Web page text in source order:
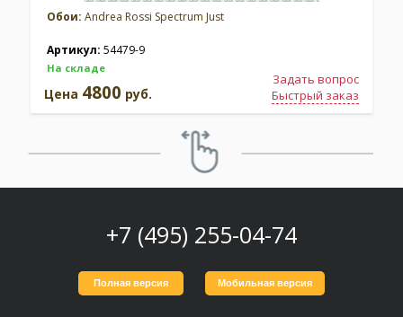
Обои: Andrea Rossi Spectrum Just
Артикул: 54479-9
На складе
Задать вопрос
Быстрый заказ
Цена 4800 руб.
+7 (495) 255-04-74
Полная версия Мобильная версия